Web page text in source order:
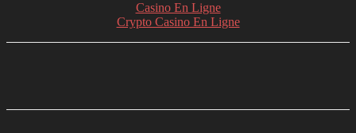
Casino En Ligne
Crypto Casino En Ligne